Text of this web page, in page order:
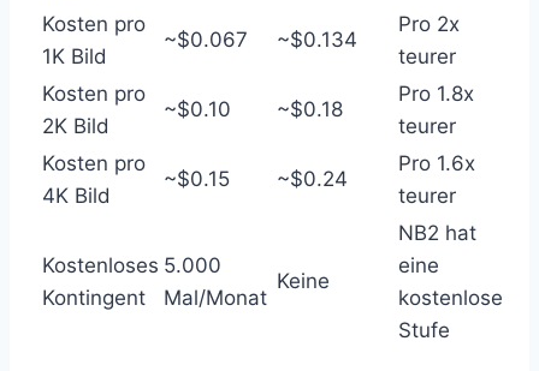
Kosten pro
1K Bild
~$0.067 ~$0.134
Pro 2x
teurer
Kosten pro
2K Bild
~$0.10 ~$0.18
Pro 1.8x
teurer
Kosten pro
4K Bild
~$0.15 ~$0.24
Pro 1.6x
teurer
Kostenloses
Kontingent
5.000
Mal/Monat
Keine
NB2 hat
eine
kostenlose
Stufe